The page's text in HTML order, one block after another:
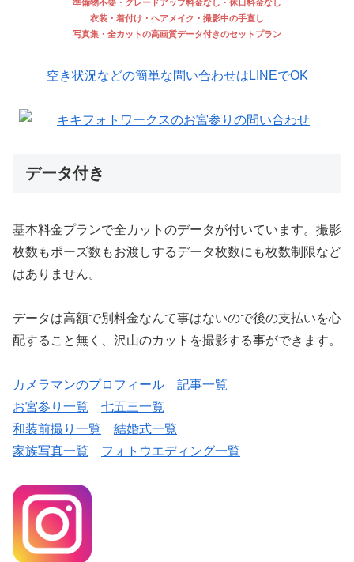
データ付き
枚数もポーズ数もお渡しするデータ枚数にも枚数制限など
データは高額で別料金なんて事はないので後の支払いを心
配すること無く、沢山のカットを撮影する事ができます。
お宮参り一覧
七五三一覧
和装前撮り一覧
結婚式一覧
このブログを書いた人
プロフィール紹介